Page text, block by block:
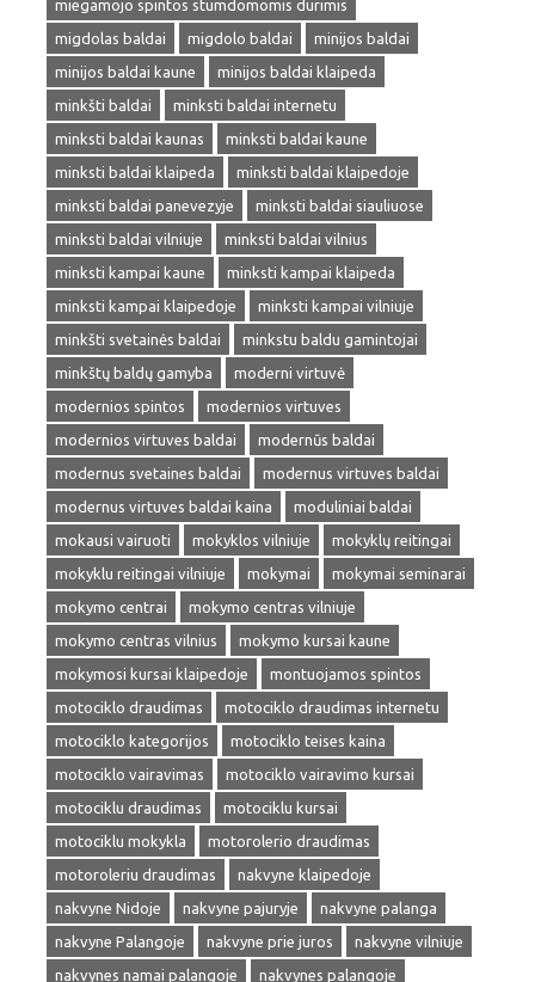
miegamojo spintos stumdomomis durimis
migdolas baldai
migdolo baldai
minijos baldai
minijos baldai kaune
minijos baldai klaipeda
minkšti baldai
minksti baldai internetu
minksti baldai kaunas
minksti baldai kaune
minksti baldai klaipeda
minksti baldai klaipedoje
minksti baldai panevezyje
minksti baldai siauliuose
minksti baldai vilniuje
minksti baldai vilnius
minksti kampai kaune
minksti kampai klaipeda
minksti kampai klaipedoje
minksti kampai vilniuje
minkšti svetainės baldai
minkstu baldu gamintojai
minkštų baldų gamyba
moderni virtuvė
modernios spintos
modernios virtuves
modernios virtuves baldai
modernūs baldai
modernus svetaines baldai
modernus virtuves baldai
modernus virtuves baldai kaina
moduliniai baldai
mokausi vairuoti
mokyklos vilniuje
mokyklų reitingai
mokyklu reitingai vilniuje
mokymai
mokymai seminarai
mokymo centrai
mokymo centras vilniuje
mokymo centras vilnius
mokymo kursai kaune
mokymosi kursai klaipedoje
montuojamos spintos
motociklo draudimas
motociklo draudimas internetu
motociklo kategorijos
motociklo teises kaina
motociklo vairavimas
motociklo vairavimo kursai
motociklu draudimas
motociklu kursai
motociklu mokykla
motorolerio draudimas
motoroleriu draudimas
nakvyne klaipedoje
nakvyne Nidoje
nakvyne pajuryje
nakvyne palanga
nakvyne Palangoje
nakvyne prie juros
nakvyne vilniuje
nakvynes namai palangoje
nakvynes palangoje